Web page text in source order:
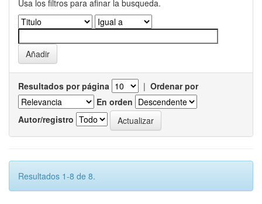
Usa los filtros para afinar la busqueda.
Resultados por página | Ordenar por
En orden
Autor/registro
Resultados 1-8 de 8.